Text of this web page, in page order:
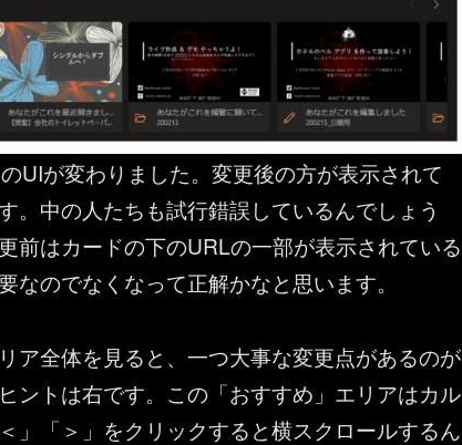
UIが変わりました。変更後の方が表示されて
。中の人たちも試行錯誤しているんでしょう
前はカードの下のURLの一部が表示されている
なのでなくなって正解かなと思います。
ア全体を見ると、一つ大事な変更点があるのが
ントは右です。この「おすすめ」エリアはカル
」「＞」をクリックすると横スクロールするん